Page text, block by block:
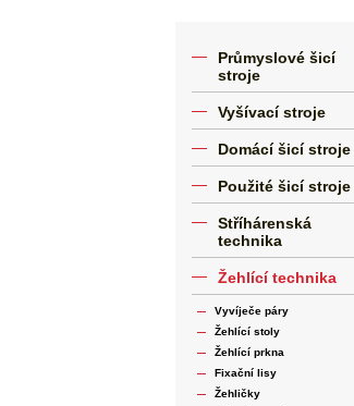
Průmyslové šicí
stroje
Vyšívací stroje
Domácí šicí stroje
Použité šicí stroje
Stříhárenská
technika
Žehlící technika
Vyvíječe páry
Žehlící stoly
Žehlící prkna
Fixační lisy
Žehličky